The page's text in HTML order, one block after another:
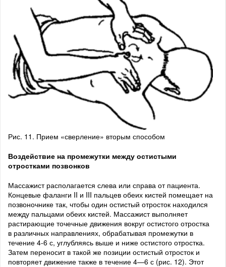
Рис. 11. Прием «сверление» вторым способом
Воздействие на промежутки между остистыми
отростками позвонков
Массажист располагается слева или справа от пациента.
Концевые фаланги II и III пальцев обеих кистей помещает на
позвоночнике так, чтобы один остистый отросток находился
между пальцами обеих кистей. Массажист выполняет
растирающие точечные движения вокруг остистого отростка
в различных направлениях, обрабатывая промежутки в
течение 4-6 с, углубляясь выше и ниже остистого отростка.
Затем переносит в такой же позиции остистый отросток и
повторяет движение также в течение 4—6 с (рис. 12). Этот